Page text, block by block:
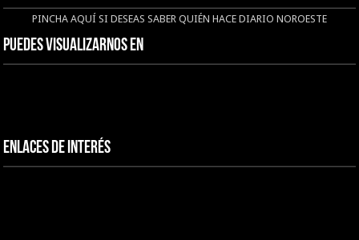
PINCHA AQUÍ SI DESEAS SABER QUIÉN HACE DIARIO NOROESTE
Puedes visualizarnos en
Enlaces de interés